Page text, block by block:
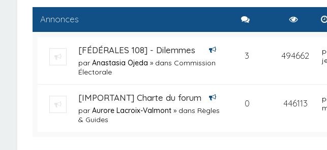
Annonces
[FÉDÉRALES 108] - Dilemmes
par Anastasia Ojeda » dans Commission
Électorale
3 494662
[IMPORTANT] Charte du forum
par Aurore Lacroix-Valmont » dans Règles
& Guides
0 446113